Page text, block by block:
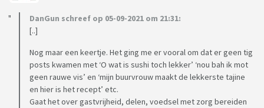
DanGun schreef op 05-09-2021 om 21:31:
[..]
Nog maar een keertje. Het ging me er vooral om dat er geen tig
posts kwamen met ‘O wat is sushi toch lekker’ ‘nou bah ik mot
geen rauwe vis’ en ‘mijn buurvrouw maakt de lekkerste tajine
en hier is het recept’ etc.
Gaat het over gastvrijheid, delen, voedsel met zorg bereiden